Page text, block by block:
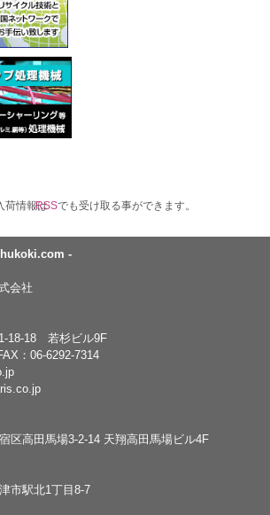
荷情報はRSSでも受け取る事ができます。
-
会社
18-18 若杉ビル9F
：06-6292-7314
区高田馬場3-2-14 天翔高田馬場ビル4F
市駅北1丁目8-7